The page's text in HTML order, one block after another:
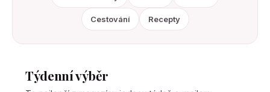
Cestování Recepty
Týdenní výběr